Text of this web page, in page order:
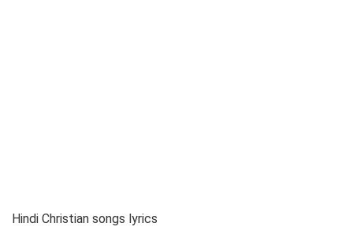
Hindi Christian songs lyrics